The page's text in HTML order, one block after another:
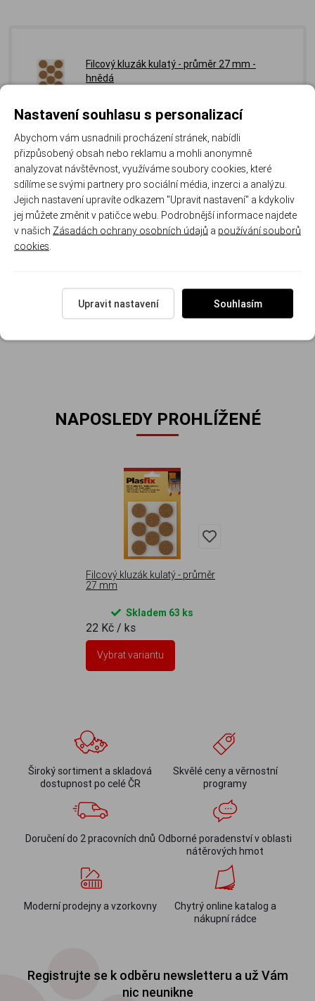
Filcový kluzák kulatý - průměr 27 mm -
hnědá
22 Kč
ks Do košíku
Filcový kluzák kulatý - průměr 27 mm - bílá
Kód: T4073.2 Skladem 52 ks
NAPOSLEDY PROHLÍŽENÉ
Filcový kluzák kulatý - průměr
27 mm
Skladem 63 ks
22 Kč / ks
Vybrat variantu
Široký sortiment a skladová
dostupnost po celé ČR
Skvělé ceny a věrnostní
programy
Doručení do 2 pracovních dnů Odborné poradenství v oblasti
nátěrových hmot
Moderní prodejny a vzorkovny
Chytrý online katalog a
nákupní rádce
Registrujte se k odběru newsletteru a už Vám
nic neunikne
Nastavení souhlasu s personalizací
Abychom vám usnadnili procházení stránek, nabídli
přizpůsobený obsah nebo reklamu a mohli anonymně
analyzovat návštěvnost, využíváme soubory cookies, které
sdílíme se svými partnery pro sociální média, inzerci a analýzu.
Jejich nastavení upravíte odkazem "Upravit nastavení" a kdykoliv
jej můžete změnit v patičce webu. Podrobnější informace najdete
v našich Zásadách ochrany osobních údajů a používání souborů
cookies
Upravit nastavení Souhlasím